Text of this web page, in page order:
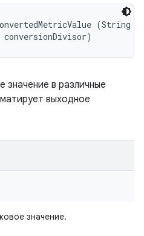
(String
значение в различные
выходное
значение.